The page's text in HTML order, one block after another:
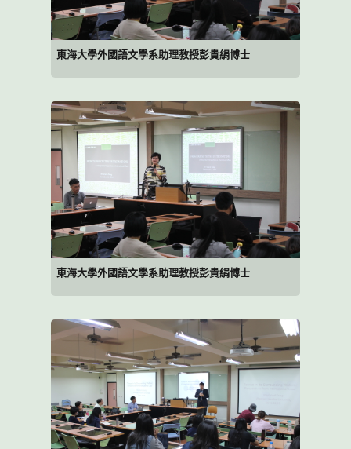
東海大學外國語文學系助理教授彭貴絹博士
東海大學外國語文學系助理教授彭貴絹博士